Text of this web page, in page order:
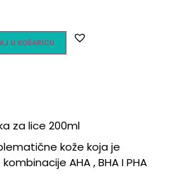
U KOŠARICU
za lice 200ml
kože koja je
AHA , BHA I PHA